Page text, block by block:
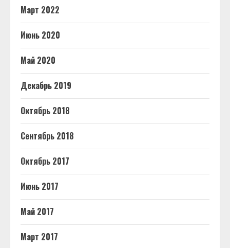
Март 2022
Июнь 2020
Май 2020
Декабрь 2019
Октябрь 2018
Сентябрь 2018
Октябрь 2017
Июнь 2017
Май 2017
Март 2017